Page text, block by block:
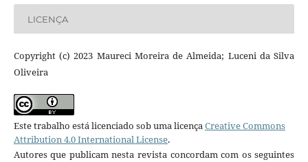
LICENÇA
Copyright (c) 2023 Maureci Moreira de Almeida; Luceni da Silva
Oliveira
Este trabalho está licenciado sob uma licençaCreative Commons
Attribution 4.0 International License.
Autores que publicam nesta revista concordam com os seguintes